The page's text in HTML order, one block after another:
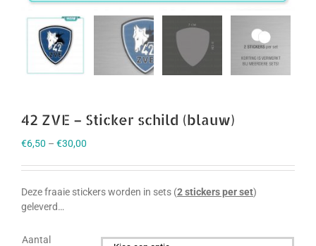
42 ZVE – Sticker schild (blauw)
€6,50 – €30,00
Deze fraaie stickers worden in sets (2 stickers per set)
geleverd…
Aantal